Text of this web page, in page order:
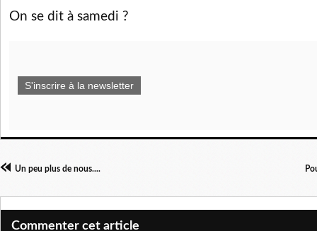
On se dit à samedi ?
S'inscrire à la newsletter
Un peu plus de nous....
Commenter cet article